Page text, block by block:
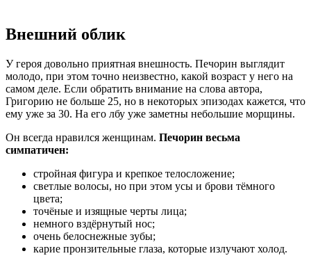
Внешний облик
У героя довольно приятная внешность. Печорин выглядит
молодо, при этом точно неизвестно, какой возраст у него на
самом деле. Если обратить внимание на слова автора,
Григорию не больше 25, но в некоторых эпизодах кажется, что
ему уже за 30. На его лбу уже заметны небольшие морщины.
Он всегда нравился женщинам. Печорин весьма
симпатичен:
стройная фигура и крепкое телосложение;
светлые волосы, но при этом усы и брови тёмного
цвета;
точёные и изящные черты лица;
немного вздёрнутый нос;
очень белоснежные зубы;
карие пронзительные глаза, которые излучают холод.